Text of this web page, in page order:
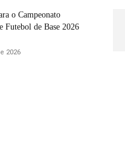
o Campeonato
Futebol de Base 2026
2026